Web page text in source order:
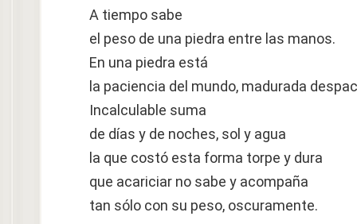
A tiempo sabe
el peso de una piedra entre las manos.
En una piedra está
la paciencia del mundo, madurada
Incalculable suma
de días y de noches, sol y agua
la que costó esta forma torpe y dura
que acariciar no sabe y acompaña
tan sólo con su peso, oscuramente.